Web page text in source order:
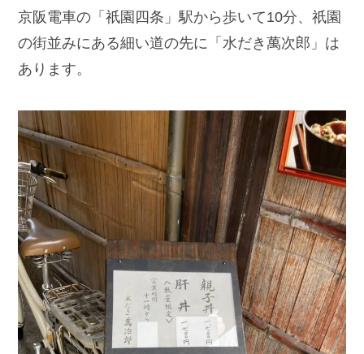
京阪電車の「祇園四条」駅から歩いて10分、祇園
の街並みにある細い道の先に「水だき萬次郎」は
あります。